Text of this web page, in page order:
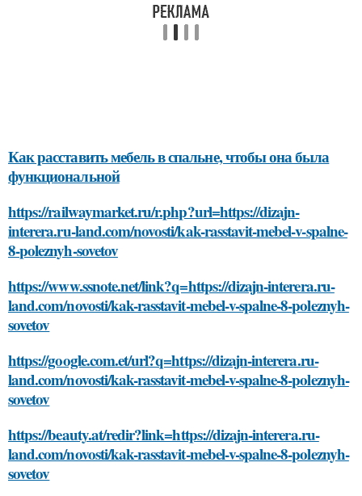
Как расставить мебель в спальне, чтобы она была
функциональной
https://railwaymarket.ru/r.php?url=https://dizajn-
interera.ru-land.com/novosti/kak-rasstavit-mebel-v-spalne-
8-poleznyh-sovetov
https://www.ssnote.net/link?q=https://dizajn-interera.ru-
land.com/novosti/kak-rasstavit-mebel-v-spalne-8-poleznyh-
sovetov
https://google.com.et/url?q=https://dizajn-interera.ru-
land.com/novosti/kak-rasstavit-mebel-v-spalne-8-poleznyh-
sovetov
https://beauty.at/redir?link=https://dizajn-interera.ru-
land.com/novosti/kak-rasstavit-mebel-v-spalne-8-poleznyh-
sovetov